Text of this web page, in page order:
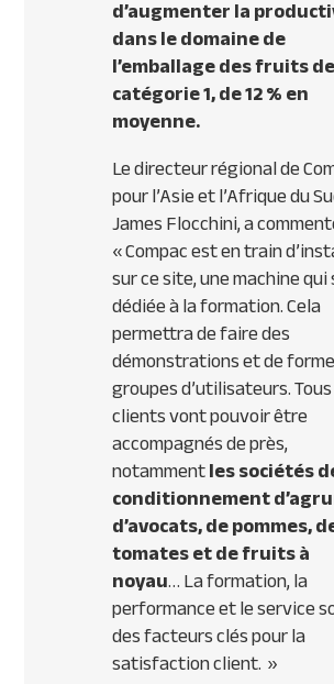
d’augmenter la
dans le domaine de
l’emballage des fruits de
catégorie 1, de 12 % en
moyenne.
Le directeur régional de
pour l’Asie et l’Afrique du
James Flocchini, a
«Compac est en train
sur ce site, une machine
dédiée à la formation. Cela
permettra de faire des
démonstrations et de
groupes d’utilisateurs.
clients vont pouvoir être
accompagnés de près,
notammentles sociétés
conditionnement
d’avocats, de pommes,
tomates et de fruits à
noyau… La formation, la
performance et le service
des facteurs clés pour la
satisfaction client. »